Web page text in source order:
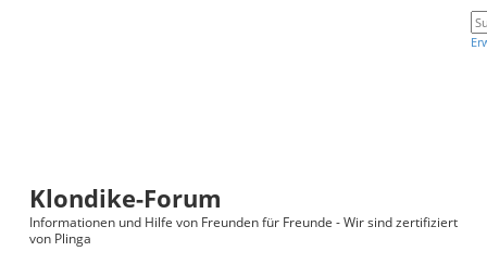
Klondike-Forum
Informationen und Hilfe von Freunden für Freunde - Wir sind zertifiziert
von Plinga